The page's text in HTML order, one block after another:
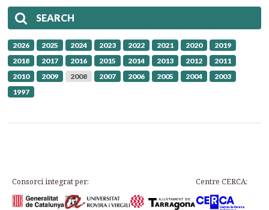
SEARCH
2026 2025 2024 2023 2022 2021 2020
2019
2018
2017 2016 2015 2014 2013 2012
2011
2010
2009 2008 2007 2006 2005 2004
2003
1997
Consorci integrat per: Centre CERCA: